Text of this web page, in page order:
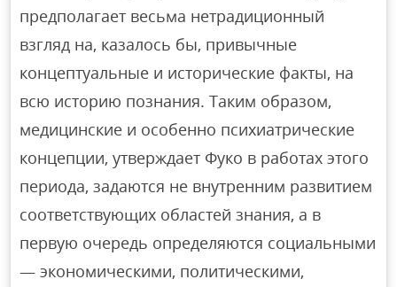
предполагает весьма нетрадиционный
взгляд на, казалось бы, привычные
концептуальные и исторические факты, на
всю историю познания. Таким образом,
медицинские и особенно психиатрические
концепции, утверждает Фуко в работах этого
периода, задаются не внутренним развитием
соответствующих областей знания, а в
первую очередь определяются социальными
— экономическими, политическими,